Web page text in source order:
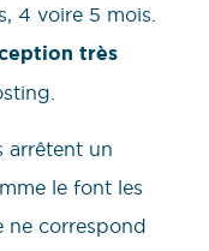
4 voire 5 mois.
très
arrêtent un
le font les
ne correspond